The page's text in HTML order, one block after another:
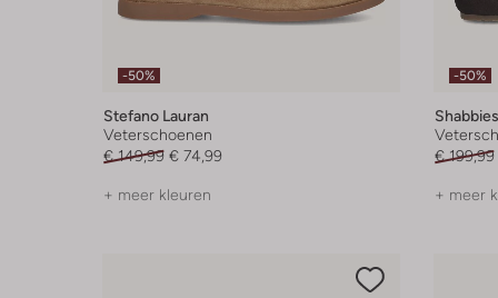
-50%
Stefano Lauran
Veterschoenen
€ 149,99 € 74,99
+ meer kleuren
-50%
Shabbies
€ 199,99
+ meer